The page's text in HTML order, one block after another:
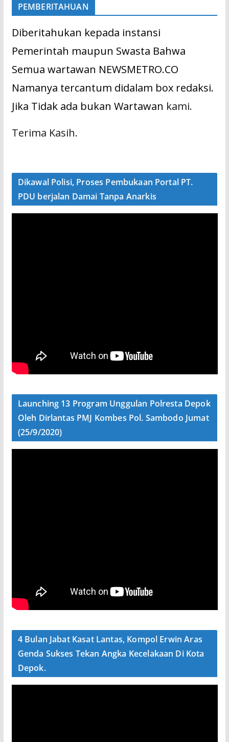
PEMBERITAHUAN
Diberitahukan kepada instansi
Pemerintah maupun Swasta Bahwa
Semua wartawan NEWSMETRO.CO
Namanya tercantum didalam box redaksi.
Jika Tidak ada bukan Wartawan kami.
Terima Kasih.
Dikawal Polisi, Proses Pembukaan Portal PT.
PDU berjalan Damai Tanpa Anarkis
Launching 13 Program Unggulan Polresta Depok
Oleh Dirlantas PMJ Kombes Pol. Sambodo Jumat
(25/9/2020)
4 Bulan Jabat Kasat Lantas, Kompol Erwin Aras
Genda Sukses Tekan Angka Kecelakaan Di Kota
Depok.